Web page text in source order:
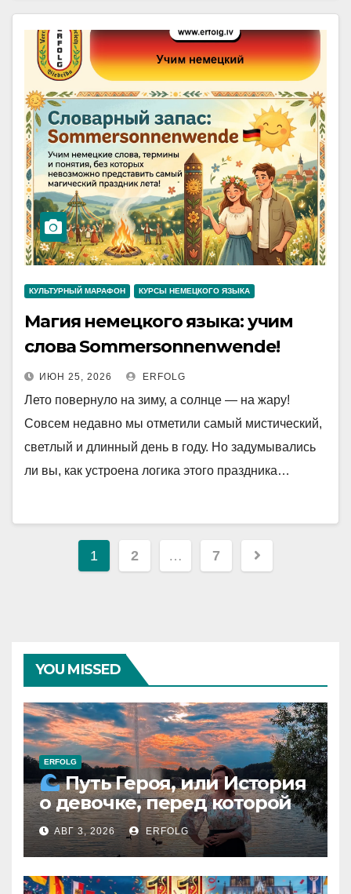
КУЛЬТУРНЫЙ МАРАФОН КУРСЫ НЕМЕЦКОГО ЯЗЫКА
Магия немецкого языка: учим
слова Sommersonnenwende!
ИЮН 25, 2026 ERFOLG
Лето повернуло на зиму, а солнце — на жару!
Совсем недавно мы отметили самый мистический,
светлый и длинный день в году. Но задумывались
ли вы, как устроена логика этого праздника…
Навигация
1 2 … 7
YOU MISSED
ERFOLG
Путь Героя, или История
о девочке, перед которой
расступился океан
(И почему это про каждую
из нас)
АВГ 3, 2026 ERFOLG